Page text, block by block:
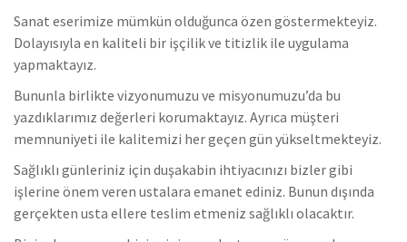
Sanat eserimize mümkün olduğunca özen göstermekteyiz.
Dolayısıyla en kaliteli bir işçilik ve titizlik ile uygulama
yapmaktayız.
Bununla birlikte vizyonumuzu ve misyonumuzu’da bu
yazdıklarımız değerleri korumaktayız. Ayrıca müşteri
memnuniyeti ile kalitemizi her geçen gün yükseltmekteyiz.
Sağlıklı günleriniz için duşakabin ihtiyacınızı bizler gibi
işlerine önem veren ustalara emanet ediniz. Bunun dışında
gerçekten usta ellere teslim etmeniz sağlıklı olacaktır.